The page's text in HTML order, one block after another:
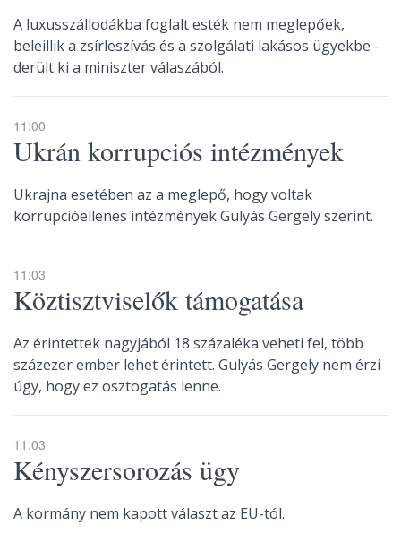
A luxusszállodákba foglalt esték nem meglepőek,
beleillik a zsírleszívás és a szolgálati lakásos ügyekbe -
derült ki a miniszter válaszából.
11:00
Ukrán korrupciós intézmények
Ukrajna esetében az a meglepő, hogy voltak
korrupcióellenes intézmények Gulyás Gergely szerint.
11:03
Köztisztviselők támogatása
Az érintettek nagyjából 18 százaléka veheti fel, több
százezer ember lehet érintett. Gulyás Gergely nem érzi
úgy, hogy ez osztogatás lenne.
11:03
Kényszersorozás ügy
A kormány nem kapott választ az EU-tól.